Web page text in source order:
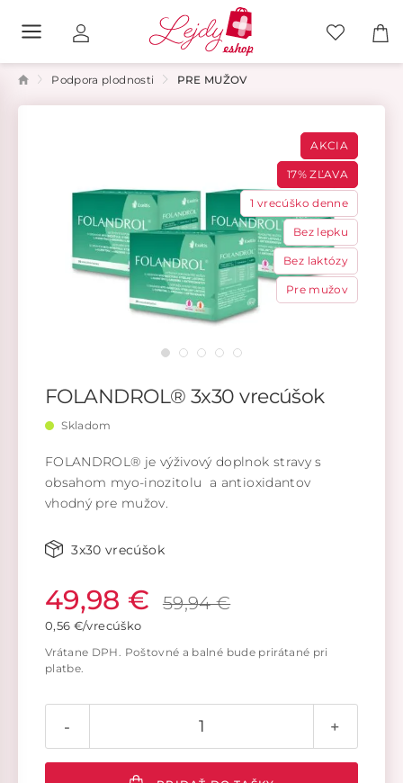
Podpora plodnosti PRE MUŽOV
AKCIA
17% ZĽAVA
1 vrecúško denne
Bez lepku
Bez laktózy
Pre mužov
FOLANDROL® 3x30 vrecúšok
Skladom
FOLANDROL® je výživový doplnok stravy s
obsahom myo-inozitolu a antioxidantov
vhodný pre mužov.
3x30 vrecúšok
49,98 € 59,94 €
0,56 €/vrecúško
Vrátane DPH. Poštovné a balné bude prirátané pri
platbe.
- +